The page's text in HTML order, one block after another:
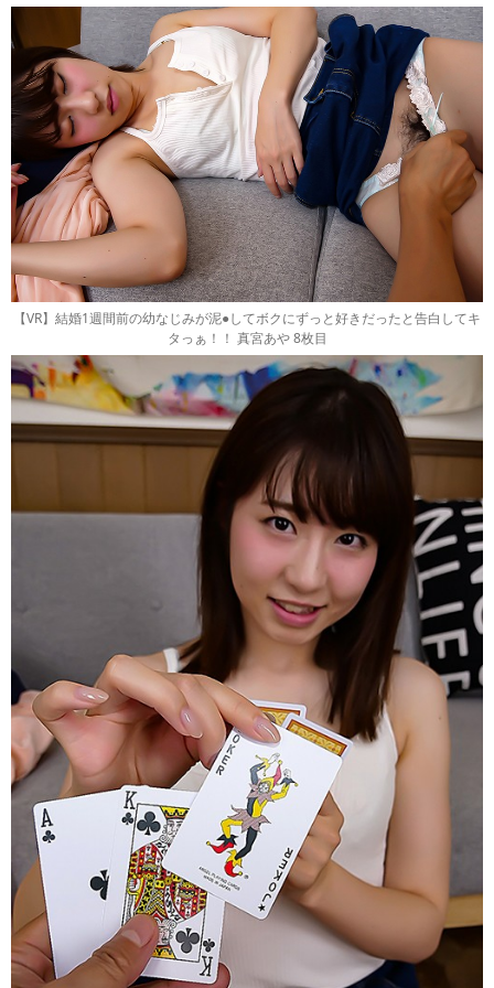
【VR】結婚1週間前の幼なじみが泥●してボクにずっと好きだったと告白してキ
タっぁ！！ 真宮あや 8枚目